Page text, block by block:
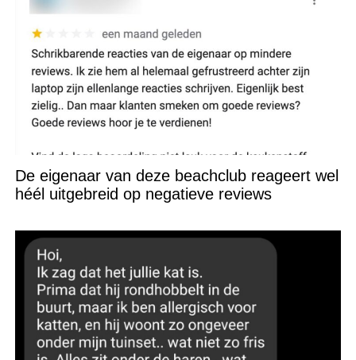
De eigenaar van deze beachclub reageert wel
héél uitgebreid op negatieve reviews